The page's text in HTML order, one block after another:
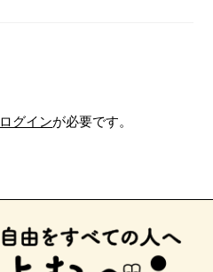
ログインが必要です。